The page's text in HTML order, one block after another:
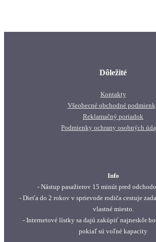
Dôležité
Kontakty
Všeobecné obchodné
Reklamačný poriadok
Podmienky ochrany osobných
Info
- Nástup pasažierov 15 minút pred
- Dieťa do 2 rokov v sprievode rodiča cestuje
vlastné miesto.
- Internetové lístky sa dajú zakúpiť najneskôr
pokiaľ sú voľné kapacity